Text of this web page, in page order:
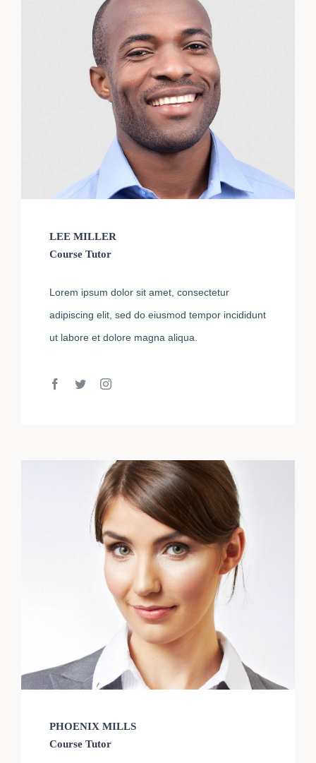
LEE MILLER
Course Tutor
Lorem ipsum dolor sit amet, consectetur
adipiscing elit, sed do eiusmod tempor incididunt
ut labore et dolore magna aliqua.
PHOENIX MILLS
Course Tutor